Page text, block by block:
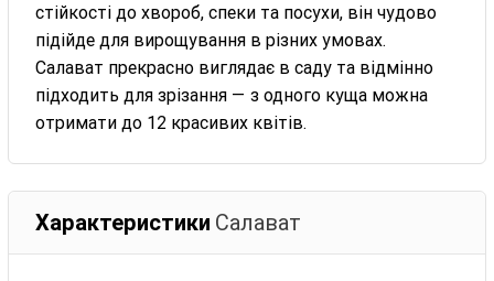
стійкості до хвороб, спеки та посухи, він чудово
підійде для вирощування в різних умовах.
Салават прекрасно виглядає в саду та відмінно
підходить для зрізання — з одного куща можна
отримати до 12 красивих квітів.
Характеристики Салават